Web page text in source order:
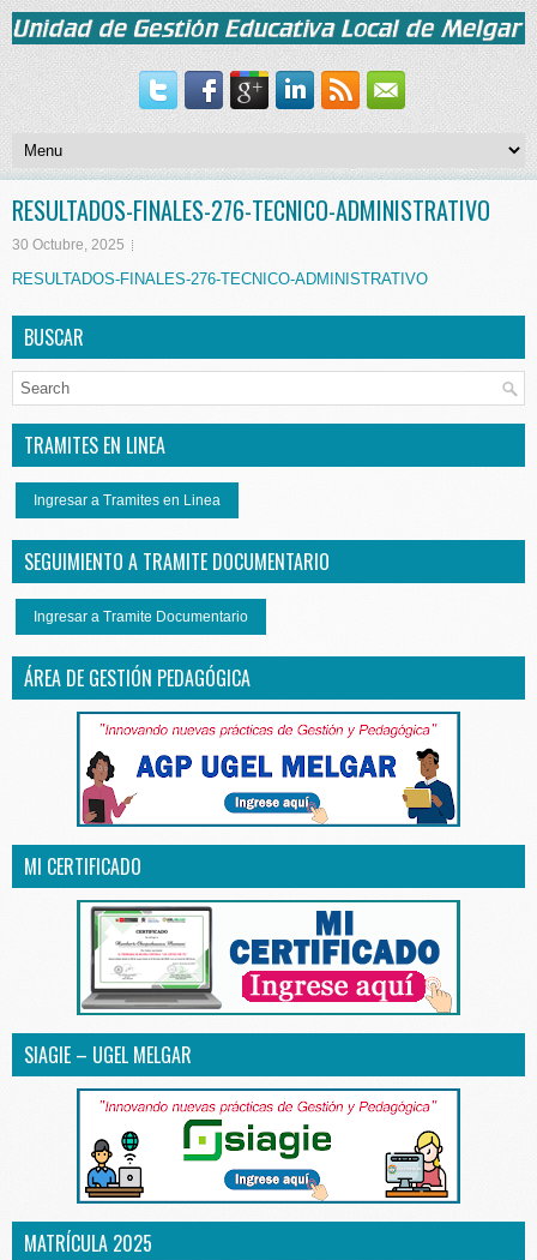
RESULTADOS-FINALES-276-TECNICO-ADMINISTRATIVO
30 Octubre, 2025
RESULTADOS-FINALES-276-TECNICO-ADMINISTRATIVO
BUSCAR
TRAMITES EN LINEA
Ingresar a Tramites en Linea
SEGUIMIENTO A TRAMITE DOCUMENTARIO
Ingresar a Tramite Documentario
ÁREA DE GESTIÓN PEDAGÓGICA
MI CERTIFICADO
SIAGIE – UGEL MELGAR
MATRÍCULA 2025